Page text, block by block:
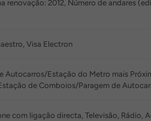
renovação: 2012, Número de andares
Visa Electron
Autocarros/Estação do Metro mais
de Comboios/Paragem de
com ligação directa, Televisão,